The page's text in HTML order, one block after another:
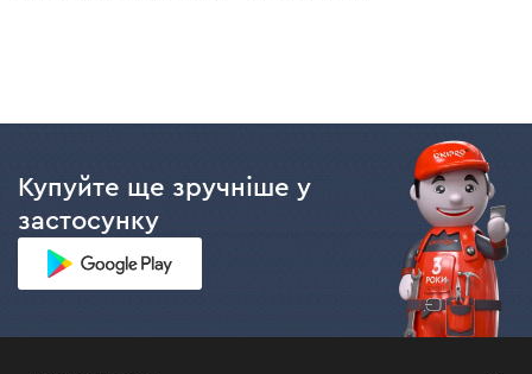
Купуйте ще зручніше у
застосунку